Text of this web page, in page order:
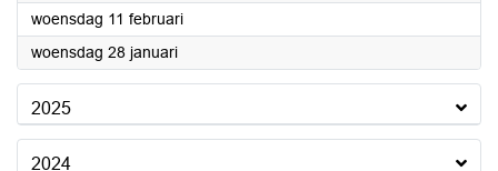
woensdag 11 februari2026
woensdag 28 januari2026
2025
2024